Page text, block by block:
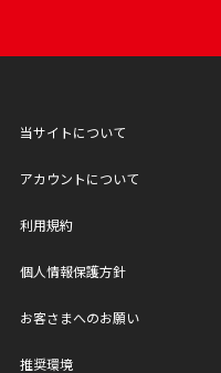
当サイトについて
アカウントについて
利用規約
個人情報保護方針
お客さまへのお願い
推奨環境